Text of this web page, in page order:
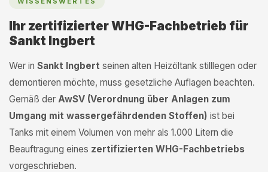
Ihr zertifizierter WHG-Fachbetrieb für
Sankt Ingbert
Wer in Sankt Ingbert seinen alten Heizöltank stilllegen oder
demontieren möchte, muss gesetzliche Auflagen beachten.
Gemäß der AwSV (Verordnung über Anlagen zum
Umgang mit wassergefährdenden Stoffen) ist bei
Tanks mit einem Volumen von mehr als 1.000 Litern die
Beauftragung eines zertifizierten WHG-Fachbetriebs
vorgeschrieben.